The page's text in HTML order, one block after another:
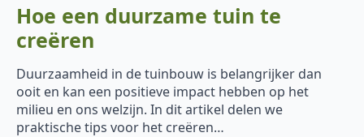
Hoe een duurzame tuin te
creëren
Duurzaamheid in de tuinbouw is belangrijker dan
ooit en kan een positieve impact hebben op het
milieu en ons welzijn. In dit artikel delen we
praktische tips voor het creëren…